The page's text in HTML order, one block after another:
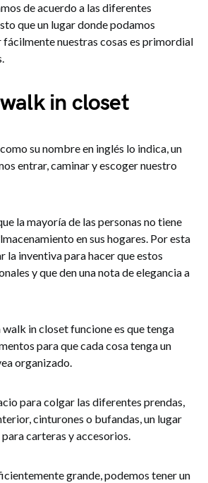
de acuerdo a las diferentes
que un lugar donde podamos
nuestras cosas es primordial
in closet
su nombre en inglés lo indica, un
entrar, caminar y escoger nuestro
la mayoría de las personas no tiene
en sus hogares. Por esta
la inventiva para hacer que estos
y que den una nota de elegancia a
walk in closet funcione es que tenga
para que cada cosa tenga un
organizado.
para colgar las diferentes prendas,
cinturones o bufandas, un lugar
carteras y accesorios.
grande, podemos tener un